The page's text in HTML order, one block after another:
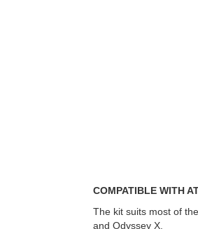
COMPATIBLE WITH
The kit suits most of
and Odyssey X.